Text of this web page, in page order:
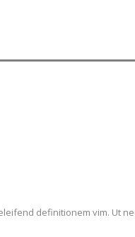
definitionem vim. Ut